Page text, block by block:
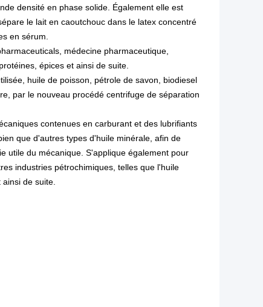
densité en phase solide. Également elle est
le lait en caoutchouc dans le latex concentré
en sérum.
médecine pharmaceutique,
épices et ainsi de suite.
huile de poisson, pétrole de savon, biodiesel
par le nouveau procédé centrifuge de séparation
contenues en carburant et des lubrifiants
que d'autres types d'huile minérale, afin de
utile du mécanique. S'applique également pour
industries pétrochimiques, telles que l'huile
de suite.